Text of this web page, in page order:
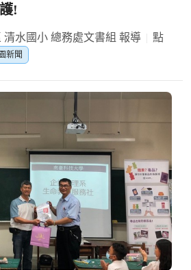
!
清水國小 總務處文書組 報導
點
新聞